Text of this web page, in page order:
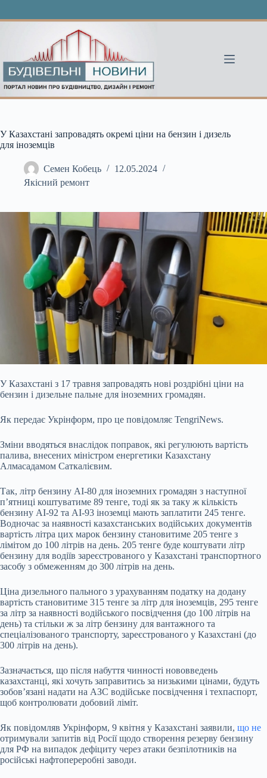
У Казахстані запровадять окремі ціни на бензин і дизель
для іноземців
Семен Кобець
12.05.2024
Якісний ремонт
У Казахстані з 17 травня запровадять нові роздрібні ціни на
бензин і дизельне пальне для іноземних громадян.
Як передає Укрінформ, про це повідомляє TengriNews.
Зміни вводяться внаслідок поправок, які регулюють вартість
палива, внесених міністром енергетики Казахстану
Алмасадамом Саткалієвим.
Так, літр бензину АІ-80 для іноземних громадян з наступної
п’ятниці коштуватиме 89 тенге, тоді як за таку ж кількість
бензину АІ-92 та АІ-93 іноземці мають заплатити 245 тенге.
Водночас за наявності казахстанських водійських документів
вартість літра цих марок бензину становитиме 205 тенге з
лімітом до 100 літрів на день. 205 тенге буде коштувати літр
бензину для водіїв зареєстрованого у Казахстані транспортного
засобу з обмеженням до 300 літрів на день.
Ціна дизельного пального з урахуванням податку на додану
вартість становитиме 315 тенге за літр для іноземців, 295 тенге
за літр за наявності водійського посвідчення (до 100 літрів на
день) та стільки ж за літр бензину для вантажного та
спеціалізованого транспорту, зареєстрованого у Казахстані (до
300 літрів на день).
Зазначається, що після набуття чинності нововведень
казахстанці, які хочуть заправитись за низькими цінами, будуть
зобов’язані надати на АЗС водійське посвідчення і техпаспорт,
щоб контролювати добовий ліміт.
Як повідомляв Укрінформ, 9 квітня у Казахстані заявили, що не
отримували запитів від Росії щодо створення резерву бензину
для РФ на випадок дефіциту через атаки безпілотників на
російські нафтопереробні заводи.